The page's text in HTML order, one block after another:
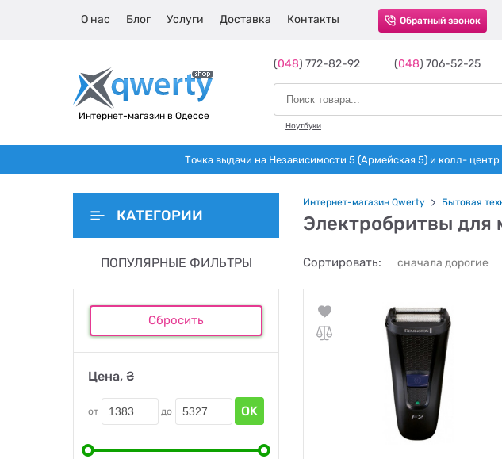
О нас Блог Услуги Доставка Контакты Обратный звонок
Интернет-магазин в Одессе
(048) 772-82-92 (048) 706-52-25
Ноутбуки
Точка выдачи на Независимости 5 (Армейская 5) и колл-
КАТЕГОРИИ
ПОПУЛЯРНЫЕ ФИЛЬТРЫ
Сбросить
Цена, ₴
от до OK
Интернет-магазин Qwerty Бытовая
Электробритвы
Сортировать: сначала дорогие